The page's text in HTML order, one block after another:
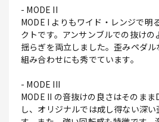
- MODE II
MODE I よりもワイド・レンジで明
クトです。アンサンブルでの抜けの
揺らぎを両立しました。歪みペダ
組み合わせにも秀でています。
- MODE III
MODE II の音抜けの良さはそのま
し、オリジナルでは成し得ない深